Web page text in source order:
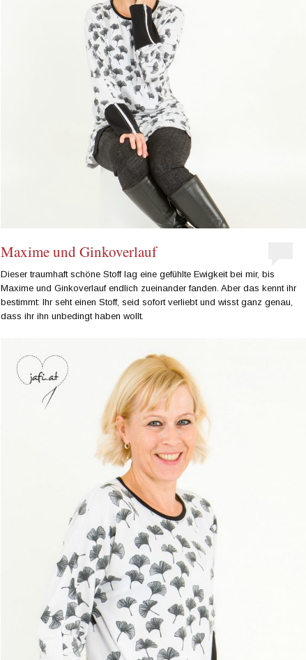
Maxime und Ginkoverlauf
Dieser traumhaft schöne Stoff lag eine gefühlte Ewigkeit bei mir, bis
Maxime und Ginkoverlauf endlich zueinander fanden. Aber das kennt ihr
bestimmt: Ihr seht einen Stoff, seid sofort verliebt und wisst ganz genau,
dass ihr ihn unbedingt haben wollt.